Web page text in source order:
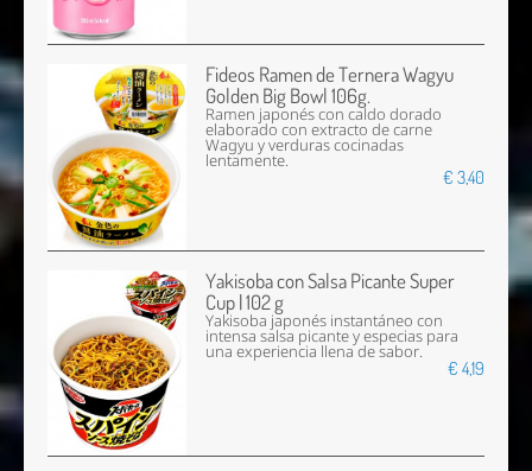
Fideos Ramen de Ternera Wagyu
Golden Big Bowl 106g.
Ramen japonés con caldo dorado
elaborado con extracto de carne
Wagyu y verduras cocinadas
lentamente.
€ 3,40
Yakisoba con Salsa Picante Super
Cup | 102 g
Yakisoba japonés instantáneo con
intensa salsa picante y especias para
una experiencia llena de sabor.
€ 4,19